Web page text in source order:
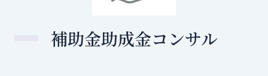
補助金助成金コンサル